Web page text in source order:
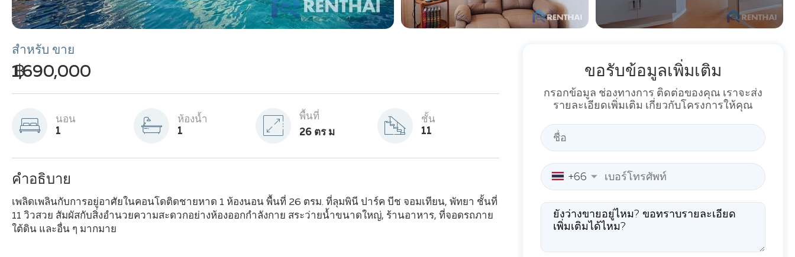
สำหรับ ขาย
฿ 1,690,000
นอน
1
ห้องน้ำ
1
พื้นที่
26 ตร ม
ชั้น
11
คำอธิบาย
เพลิดเพลินกับการอยู่อาศัยในคอนโดติดชายหาด 1 ห้องนอน พื้นที่ 26 ตรม. ที่ลุมพินี ปาร์ค บีช จอมเทียน, พัทยา ชั้นที่
11 วิวสวย สัมผัสกับสิ่งอำนวยความสะดวกอย่างห้องออกกำลังกาย สระว่ายน้ำขนาดใหญ่, ร้านอาหาร, ที่จอดรถภาย
ใต้ดิน และอื่น ๆ มากมาย
ขอรับข้อมูลเพิ่มเติม
กรอกข้อมูล ช่องทางการ ติดต่อของคุณ เราจะส่ง
รายละเอียดเพิ่มเติม เกี่ยวกับโครงการให้คุณ
+66